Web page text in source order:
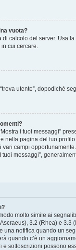
vuota?
calcolo del server. Usa
cui cercare.
utente”, dopodiché
i tuoi messaggi”
nella pagina del tuo
campi
tuoi messaggi”,
molto simile ai
3.2 (Rhea) e 3.3
una notifica quando un
quando c’è un
sottoscrizioni possono